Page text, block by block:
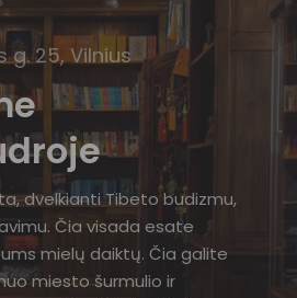
g. 25, Vilnius
dvelkianti Tibeto budizmu,
Čia visada esate
mielų daiktų. Čia galite
miesto šurmulio ir